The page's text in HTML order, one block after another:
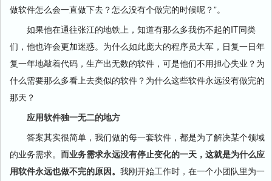
做软件怎么会一直做下去？怎么没有个做完的时候呢？”。
如果他在通往张江的地铁上，知道有那么多我伤不起的IT同类
们，他也许会更加迷惑。为什么如此庞大的程序员大军，日复一日年
复一年地敲着代码，生产出无数的软件，可是他们不用担心失业？为
什么需要那么多看上去类似的软件？为什么这些软件永远没有做完的
那天？
应用软件独一无二的地方
答案其实很简单，我们做的每一套软件，都是为了解决某个领域
的业务需求。 而业务需求永远没有停止变化的一天，这就是为什么应
用软件永远也做不完的原因。 我刚开始工作时，在一个小团队里为一